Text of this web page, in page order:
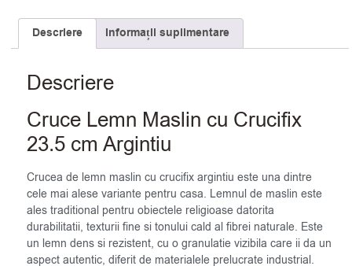
Descriere Informații suplimentare
Descriere
Cruce Lemn Maslin cu Crucifix
23.5 cm Argintiu
Crucea de lemn maslin cu crucifix argintiu este una dintre
cele mai alese variante pentru casa. Lemnul de maslin este
ales traditional pentru obiectele religioase datorita
durabilitatii, texturii fine si tonului cald al fibrei naturale. Este
un lemn dens si rezistent, cu o granulatie vizibila care ii da un
aspect autentic, diferit de materialele prelucrate industrial.